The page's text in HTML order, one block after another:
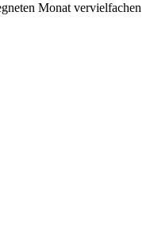
Monat vervielfachen